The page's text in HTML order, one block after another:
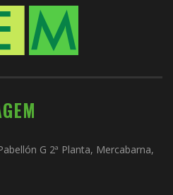
G 2ª Planta, Mercabarna,